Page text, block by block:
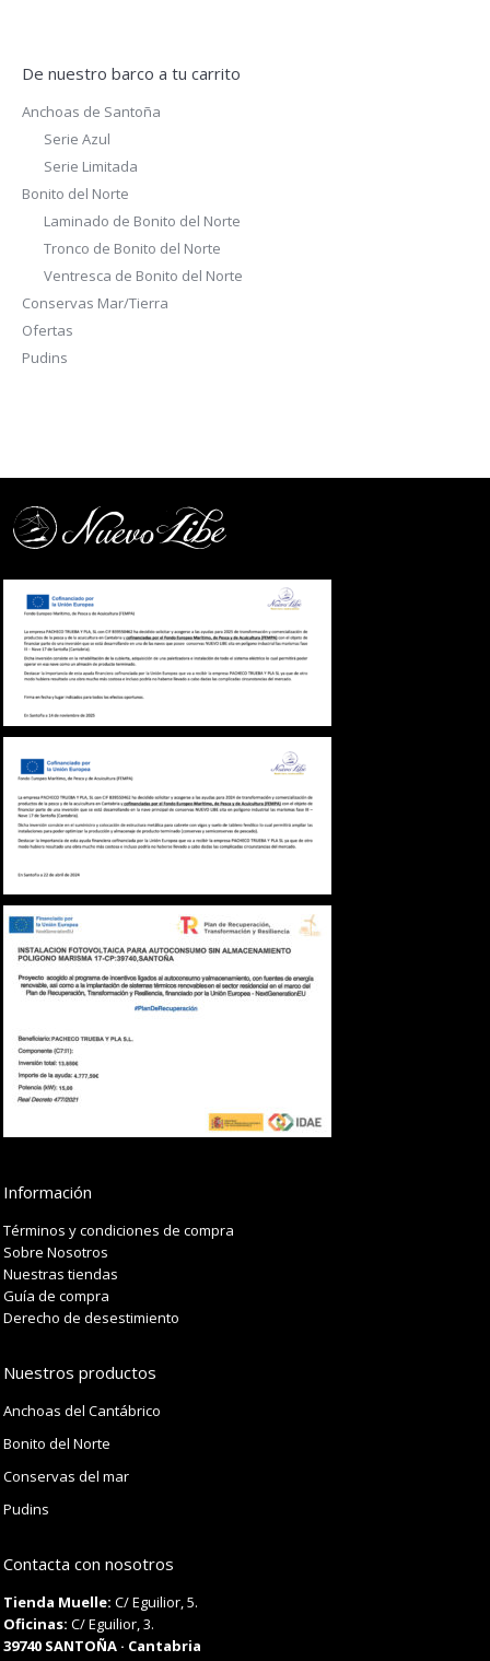
De nuestro barco a tu carrito
Anchoas de Santoña
Serie Azul
Serie Limitada
Bonito del Norte
Laminado de Bonito del Norte
Tronco de Bonito del Norte
Ventresca de Bonito del Norte
Conservas Mar/Tierra
Ofertas
Pudins
Información
Términos y condiciones de compra
Sobre Nosotros
Nuestras tiendas
Guía de compra
Derecho de desestimiento
Nuestros productos
Anchoas del Cantábrico
Bonito del Norte
Conservas del mar
Pudins
Contacta con nosotros
Tienda Muelle: C/ Eguilior, 5.
Oficinas: C/ Eguilior, 3.
39740 SANTOÑA · Cantabria